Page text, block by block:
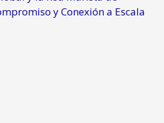
y Conexión a Escala